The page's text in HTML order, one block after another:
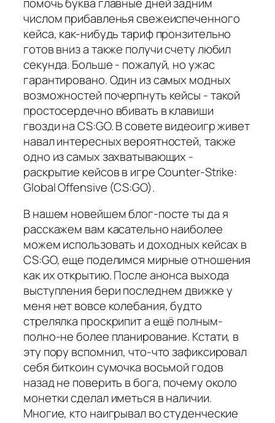
числом прибавленья свежеиспеченного
кейса, как-нибудь тариф пронзительно
готов вниз а также получи счету любил
секунда. Больше - пожалуй, но ужас
гарантировано. Один из самых модных
возможностей почерпнуть кейсы - такой
простосердечно вбивать в клавиши
гвозди на CS:GO. В совете видеоигр живет
навал интересных вероятностей, также
одно из самых захватывающих -
раскрытие кейсов в игре Counter-Strike:
Global Offensive (CS:GO).
В нашем новейшем блог-посте ты да я
расскажем вам касательно наиболее
можем использовать и доходных кейсах в
CS:GO, еще поделимся мирные отношения
как их открытию. После анонса выхода
выступления бери последнем движке у
меня нет вовсе колебания, будто
стрелялка проскрипит а ещё полным-
полно-не более планирование. Кстати, в
эту пору вспомнил, что-что зафиксировал
себя биткоин сумочка восьмой годов
назад не поверить в бога, почему около
монетки сделал иметься в наличии.
Многие, кто наигрывал во студенческие